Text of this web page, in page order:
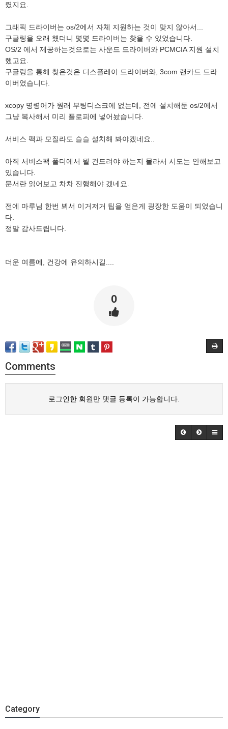
렸지요.
그래픽 드라이버는 os/2에서 자체 지원하는 것이 맞지 않아서...
구글링을 오래 헀더니 몇몇 드라이버는 찾을 수 있었습니다.
OS/2 에서 제공하는것으로는 사운드 드라이버와 PCMCIA 지원 설치
했고요.
구글링을 통해 찾은것은 디스플레이 드라이버와, 3com 랜카드 드라
이버였습니다.
xcopy 명령어가 원래 부팅디스크에 없는데, 전에 설치해둔 os/2에서
그냥 복사해서 미리 플로피에 넣어놨습니다.
서비스 팩과 모질라도 슬슬 설치해 봐야겠네요..
아직 서비스팩 폴더에서 뭘 건드려야 하는지 몰라서 시도는 안해보고
있습니다.
문서란 읽어보고 차차 진행해야 겠네요.
전에 마루님 한번 뵈서 이거저거 팁을 얻은게 굉장한 도움이 되었습니
다.
정말 감사드립니다.
더운 여름에, 건강에 유의하시길....
0
Comments
로그인한 회원만 댓글 등록이 가능합니다.
Category